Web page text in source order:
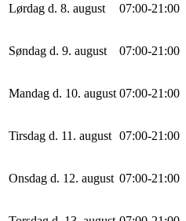
Lørdag d. 8. august 07:00-21 :00
Søndag d. 9. august 07:00-21 :00
Mandag d. 10. august 07:00-21 :00
Tirsdag d. 11. august 07:00-21 :00
Onsdag d. 12. august 07:00-21 :00